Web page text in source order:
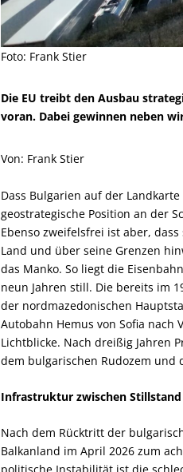
Foto: Frank Stier
Die EU treibt den Ausbau
voran. Dabei gewinnen neben
Von: Frank Stier
Dass Bulgarien auf der
geostrategische Position an der
Ebenso zweifelsfrei ist aber,
Land und über seine Grenzen
das Manko. So liegt die
neun Jahren still. Die bereits im
der nordmazedonischen
Autobahn Hemus von Sofia
Lichtblicke. Nach dreißig Jahren
dem bulgarischen Rudozem und
Infrastruktur zwischen
Nach dem Rücktritt der
Balkanland im April 2026 zum